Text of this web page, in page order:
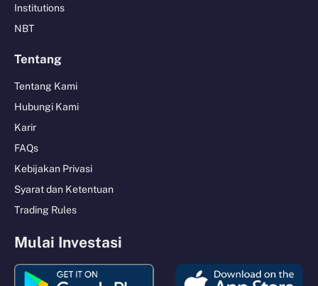
Institutions
NBT
Tentang
Tentang Kami
Hubungi Kami
Karir
FAQs
Kebijakan Privasi
Syarat dan Ketentuan
Trading Rules
Mulai Investasi